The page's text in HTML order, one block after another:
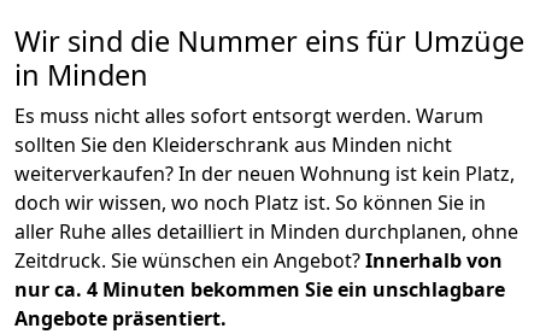
Wir sind die Nummer eins für Umzüge
in Minden
Es muss nicht alles sofort entsorgt werden. Warum
sollten Sie den Kleiderschrank aus Minden nicht
weiterverkaufen? In der neuen Wohnung ist kein Platz,
doch wir wissen, wo noch Platz ist. So können Sie in
aller Ruhe alles detailliert in Minden durchplanen, ohne
Zeitdruck. Sie wünschen ein Angebot?Innerhalb von
nur ca. 4 Minuten bekommen Sie ein unschlagbare
Angebote präsentiert.